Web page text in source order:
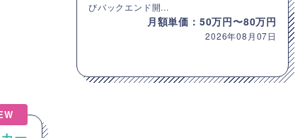
びバックエンド開...
月額単価：50万円〜80万円
2026年08月07日